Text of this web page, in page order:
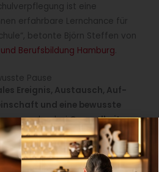
ist eine
erfahrbare Lernchance für
betonte Björn Steffen von
Berufsbildung Hamburg
Pause
Ereignis, Austausch, Auf-
und eine bewusste
ganz nebenbeiGesundheits-
vermittelt und gefestigt
pädagogischen Wert von